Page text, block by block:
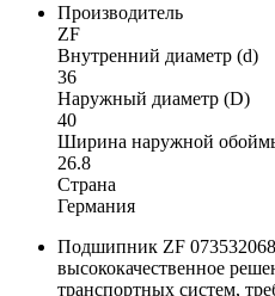
Производитель
ZF
Внутренний диаметр (d)
36
Наружный диаметр (D)
40
Ширина наружной
26.8
Страна
Германия
Подшипник ZF
высококачественное
транспортных систем,